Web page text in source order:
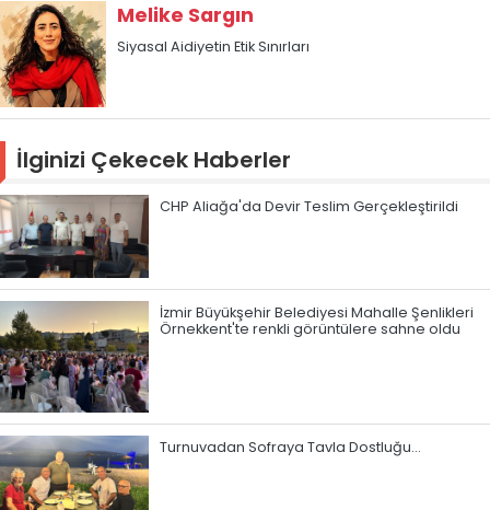
Melike Sargın
Siyasal Aidiyetin Etik Sınırları
İlginizi Çekecek Haberler
CHP Aliağa'da Devir Teslim Gerçekleştirildi
İzmir Büyükşehir Belediyesi Mahalle Şenlikleri
Örnekkent'te renkli görüntülere sahne oldu
Turnuvadan Sofraya Tavla Dostluğu…